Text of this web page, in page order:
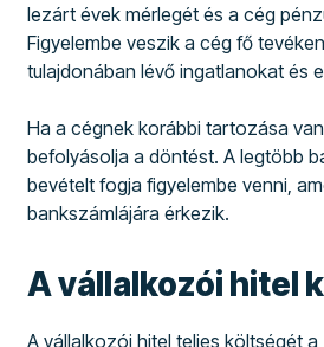
lezárt évek mérlegét és a cég
Figyelembe veszik a cég fő
tulajdonában lévő ingatlanokat és
Ha a cégnek korábbi tartozása
befolyásolja a döntést. A legtöbb
bevételt fogja figyelembe venni,
bankszámlájára érkezik.
A vállalkozói hitel
A vállalkozói hitel teljes költségét a